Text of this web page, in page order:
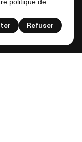
musées!
Refuser